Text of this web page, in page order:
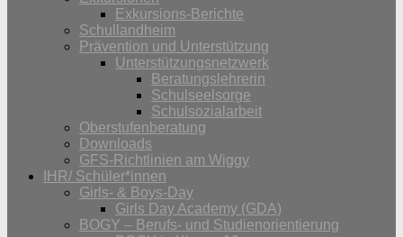
Exkursions-Berichte
Schullandheim
Prävention und Unterstützung
Unterstützungsnetzwerk
Beratungslehrerin
Schulseelsorge
Schulsozialarbeit
Oberstufenberatung
Downloads
GFS-Richtlinien am Wiggy
IHR/ Schüler*innen
Girls- & Boys-Day
Girls Day Academy (GDA)
BOGY – Berufs- und Studienorientierung